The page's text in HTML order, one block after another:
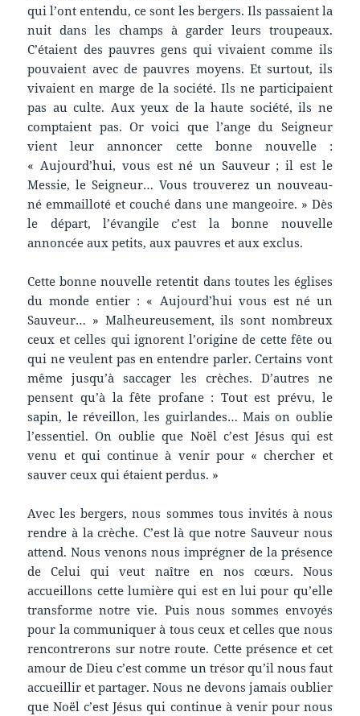
qui l’ont entendu, ce sont les bergers. Ils passaient la
nuit dans les champs à garder leurs troupeaux.
C’étaient des pauvres gens qui vivaient comme ils
pouvaient avec de pauvres moyens. Et surtout, ils
vivaient en marge de la société. Ils ne participaient
pas au culte. Aux yeux de la haute société, ils ne
comptaient pas. Or voici que l’ange du Seigneur
vient leur annoncer cette bonne nouvelle :
« Aujourd’hui, vous est né un Sauveur ; il est le
Messie, le Seigneur… Vous trouverez un nouveau-
né emmailloté et couché dans une mangeoire. » Dès
le départ, l’évangile c’est la bonne nouvelle
annoncée aux petits, aux pauvres et aux exclus.
Cette bonne nouvelle retentit dans toutes les églises
du monde entier : « Aujourd’hui vous est né un
Sauveur… » Malheureusement, ils sont nombreux
ceux et celles qui ignorent l’origine de cette fête ou
qui ne veulent pas en entendre parler. Certains vont
même jusqu’à saccager les crèches. D’autres ne
pensent qu’à la fête profane : Tout est prévu, le
sapin, le réveillon, les guirlandes… Mais on oublie
l’essentiel. On oublie que Noël c’est Jésus qui est
venu et qui continue à venir pour « chercher et
sauver ceux qui étaient perdus. »
Avec les bergers, nous sommes tous invités à nous
rendre à la crèche. C’est là que notre Sauveur nous
attend. Nous venons nous imprégner de la présence
de Celui qui veut naître en nos cœurs. Nous
accueillons cette lumière qui est en lui pour qu’elle
transforme notre vie. Puis nous sommes envoyés
pour la communiquer à tous ceux et celles que nous
rencontrerons sur notre route. Cette présence et cet
amour de Dieu c’est comme un trésor qu’il nous faut
accueillir et partager. Nous ne devons jamais oublier
que Noël c’est Jésus qui continue à venir pour nous